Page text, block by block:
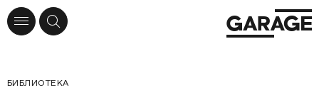
БИБЛИОТЕКА